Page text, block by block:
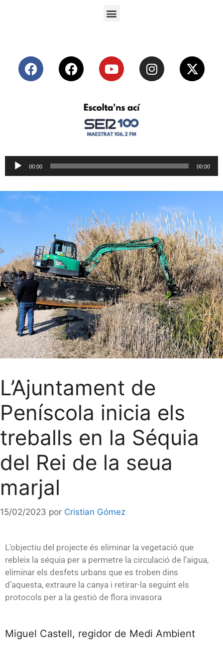
Reproductor
de
00:00 00:00
L’Ajuntament de
Peníscola inicia els
treballs en la Séquia
del Rei de la seua
marjal
15/02/2023 por Cristian Gómez
L’objectiu del projecte és eliminar la vegetació que
rebleix la séquia per a permetre la circulació de l’aigua,
eliminar els desfets urbans que es troben dins
d’aquesta, extraure la canya i retirar-la seguint els
protocols per a la gestió de flora invasora
Miguel Castell, regidor de Medi Ambient